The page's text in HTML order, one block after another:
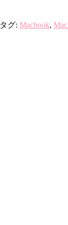
タグ: Macbook,